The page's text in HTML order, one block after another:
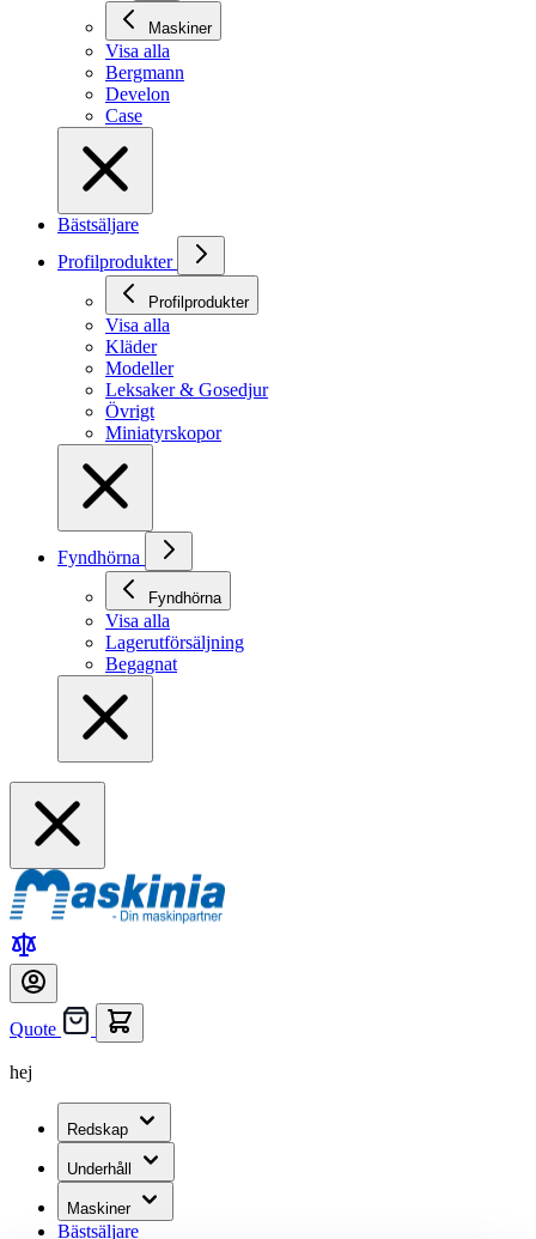
Maskiner
Visa alla
Bergmann
Develon
Case
Bästsäljare
Profilprodukter
Profilprodukter
Visa alla
Kläder
Modeller
Leksaker & Gosedjur
Övrigt
Miniatyrskopor
Fyndhörna
Fyndhörna
Visa alla
Lagerutförsäljning
Begagnat
Quote
hej
Redskap
Underhåll
Maskiner
Bästsäljare